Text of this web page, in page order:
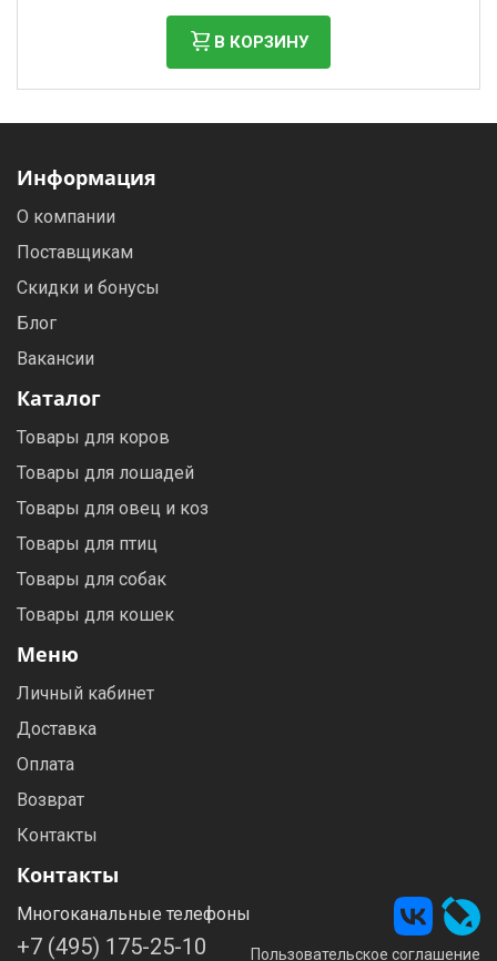
В КОРЗИНУ
Информация
О компании
Поставщикам
Скидки и бонусы
Блог
Вакансии
Каталог
Товары для коров
Товары для лошадей
Товары для овец и коз
Товары для птиц
Товары для собак
Товары для кошек
Меню
Личный кабинет
Доставка
Оплата
Возврат
Контакты
Контакты
Многоканальные телефоны
+7 (495) 175-25-10 Пользовательское соглашение